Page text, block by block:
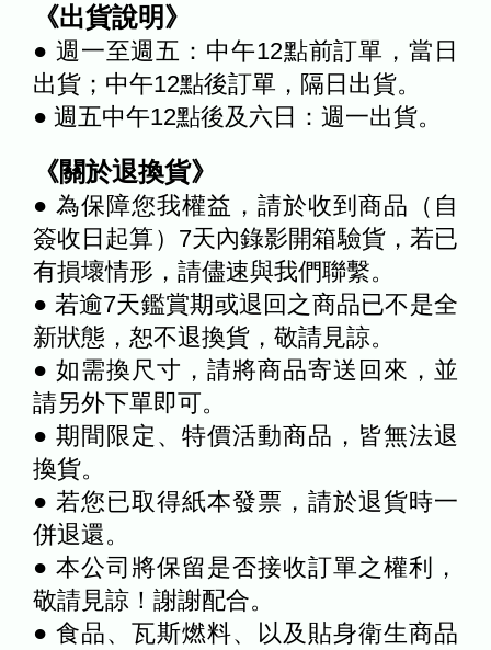
《出貨說明》
● 週一至週五：中午12點前訂單，當日
出貨；中午12點後訂單，隔日出貨。
● 週五中午12點後及六日：週一出貨。
《關於退換貨》
● 為保障您我權益，請於收到商品（自
簽收日起算）7天內錄影開箱驗貨，若已
有損壞情形，請儘速與我們聯繫。
● 若逾7天鑑賞期或退回之商品已不是全
新狀態，恕不退換貨，敬請見諒。
● 如需換尺寸，請將商品寄送回來，並
請另外下單即可。
● 期間限定、特價活動商品，皆無法退
換貨。
● 若您已取得紙本發票，請於退貨時一
併退還。
● 本公司將保留是否接收訂單之權利，
敬請見諒！謝謝配合。
● 食品、瓦斯燃料、以及貼身衛生商品